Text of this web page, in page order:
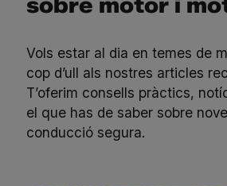
Vols estar al dia en temes de
cop d’ull als nostres articles
T’oferim consells pràctics,
el que has de saber sobre
conducció segura.